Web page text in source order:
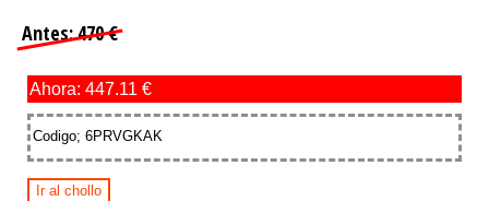
Antes: 470 €
Ahora: 447.11 €
Codigo; 6PRVGKAK
Ir al chollo